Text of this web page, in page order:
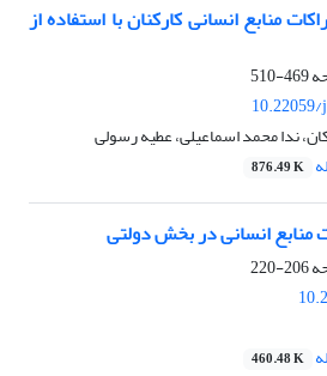
منابع انسانی کارکنان با استفاده از
469-510
ندا محمد اسماعیلی، عطیه رسولی
876.49 K
منابع انسانی در بخش دولتی
206-220
460.48 K